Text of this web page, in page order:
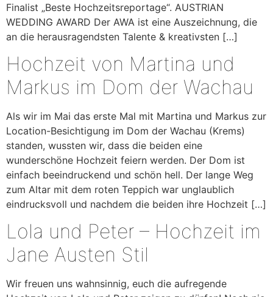
Finalist „Beste Hochzeitsreportage“. AUSTRIAN
WEDDING AWARD Der AWA ist eine Auszeichnung, die
an die herausragendsten Talente & kreativsten […]
Hochzeit von Martina und
Markus im Dom der Wachau
Als wir im Mai das erste Mal mit Martina und Markus zur
Location-Besichtigung im Dom der Wachau (Krems)
standen, wussten wir, dass die beiden eine
wunderschöne Hochzeit feiern werden. Der Dom ist
einfach beeindruckend und schön hell. Der lange Weg
zum Altar mit dem roten Teppich war unglaublich
eindrucksvoll und nachdem die beiden ihre Hochzeit […]
Lola und Peter – Hochzeit im
Jane Austen Stil
Wir freuen uns wahnsinnig, euch die aufregende